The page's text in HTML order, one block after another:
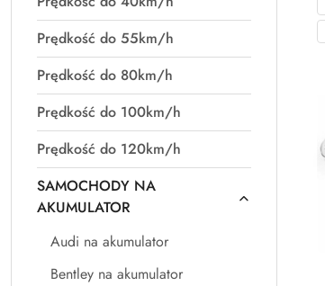
Prędkość do 55km/h
Prędkość do 80km/h
Prędkość do 100km/h
Prędkość do 120km/h
SAMOCHODY NA
AKUMULATOR
Audi na akumulator
Bentley na akumulator